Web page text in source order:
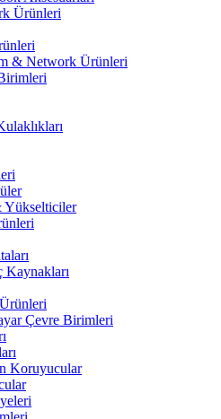
Ürünleri
& Network Ürünleri
Yükselticiler
Çevre Birimleri
Koruyucular